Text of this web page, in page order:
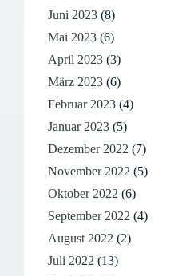
Juni 2023 (8)
Mai 2023 (6)
April 2023 (3)
März 2023 (6)
Februar 2023 (4)
Januar 2023 (5)
Dezember 2022 (7)
November 2022 (5)
Oktober 2022 (6)
September 2022 (4)
August 2022 (2)
Juli 2022 (13)